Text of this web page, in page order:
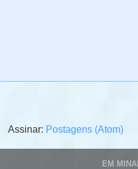
Assinar: Postagens (Atom)
EM